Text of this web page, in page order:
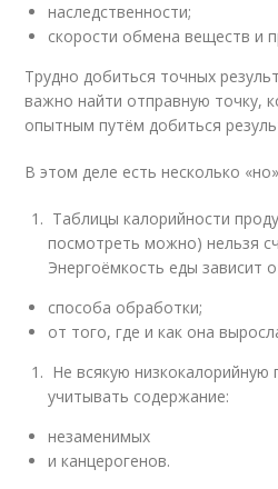
наследственности;
скорости обмена веществ и
Трудно добиться точных
важно найти отправную точку,
опытным путём добиться
В этом деле есть несколько
Таблицы калорийности
посмотреть можно) нельзя
Энергоёмкость еды зависит
способа обработки;
от того, где и как она
Не всякую
учитывать содержание:
незаменимых
и канцерогенов.